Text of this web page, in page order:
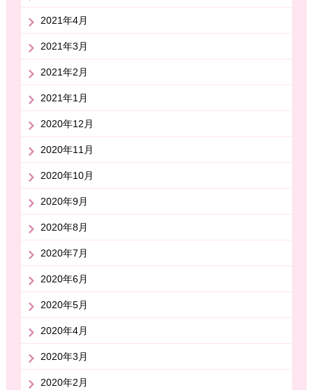
2021年4月
2021年3月
2021年2月
2021年1月
2020年12月
2020年11月
2020年10月
2020年9月
2020年8月
2020年7月
2020年6月
2020年5月
2020年4月
2020年3月
2020年2月